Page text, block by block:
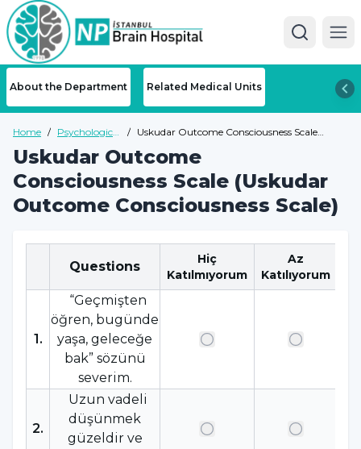
About the Department Related Medical Units
Home / Psychological
/ Uskudar Outcome Consciousness Scale
Uskudar Outcome
Consciousness Scale (Uskudar
Outcome Consciousness Scale)
Questions
Hiç
Katılmıyorum
Az
Katılıyorum
1.
“Geçmişten
öğren, bugünde
yaşa, geleceğe
bak” sözünü
severim.
2.
Uzun vadeli
düşünmek
güzeldir ve